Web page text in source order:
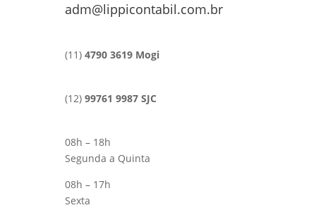
adm@lippicontabil.com.br
(11) 4790 3619 Mogi
(12) 99761 9987 SJC
08h – 18h
Segunda a Quinta
08h – 17h
Sexta